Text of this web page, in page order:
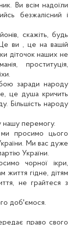
Ви всім надоїли
безжалісний і
скажіть, будь
ви , це на вашій
діточок наших не
проституція,
заради народу
це душа кричить
Більшість народу
нашу перемогу.
ми просимо цього
Ми вас дуже
України.
чорної ікри,
життя гідне, дітям
не грайтеся з
доб'ємося.
право свого